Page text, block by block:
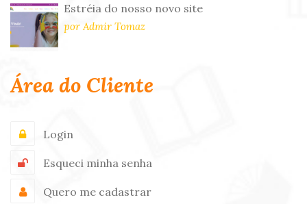
Estréia do nosso novo site
por Admir Tomaz
Área do Cliente
Login
Esqueci minha senha
Quero me cadastrar